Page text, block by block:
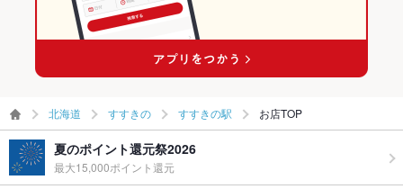
すすきの駅の飲茶・点心・餃子ランキング
北海道 すすきの すすきの駅 お店TOP
夏のポイント還元祭2026
最大15,000ポイント還元